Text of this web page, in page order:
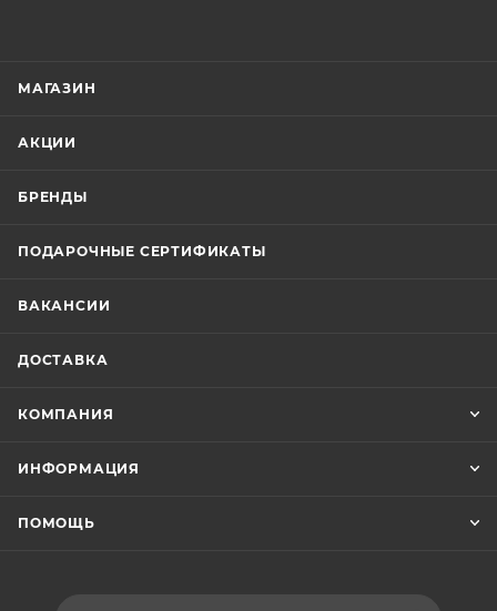
МАГАЗИН
АКЦИИ
БРЕНДЫ
ПОДАРОЧНЫЕ СЕРТИФИКАТЫ
ВАКАНСИИ
ДОСТАВКА
КОМПАНИЯ
ИНФОРМАЦИЯ
ПОМОЩЬ